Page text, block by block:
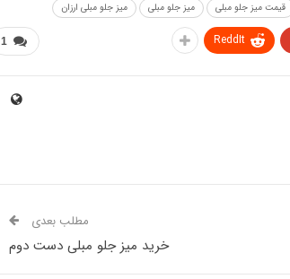
قیمت میز جلو مبلی میز جلو مبلی میز جلو مبلی ارزان
1 ReddIt
مطلب بعدی
خرید میز جلو مبلی دست دوم